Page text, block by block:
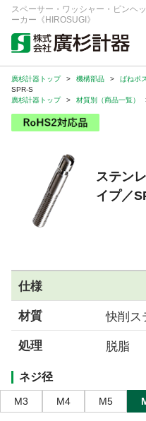
スペーサー・ワッシャー・ピンヘ
ーカー《HIROSUGI》
キーワード 品番/シリーズ
商品カテゴリから探す
ジャンルから探す
シリーズから探す
ログイン
お問い合わせ窓口
廣杉計器トップ > 機構部品 > ばねポ
SPR-S
廣杉計器トップ
> 材質別（商品一覧）
ステン
イプ／
仕様
材質
快削ス
処理 脱脂
ネジ径
M3 M4 M5